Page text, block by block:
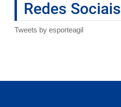
Redes Sociais
Tweets by esporteagil